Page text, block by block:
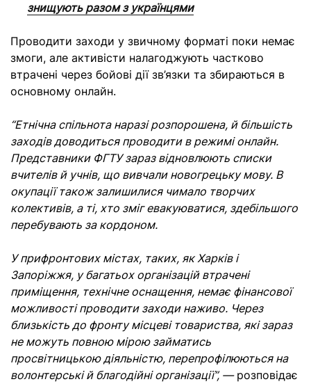
знищують разом з українцями
Проводити заходи у звичному форматі поки немає
змоги, але активісти налагоджують частково
втрачені через бойові дії зв’язки та збираються в
основному онлайн.
“Етнічна спільнота наразі розпорошена, й більшість
заходів доводиться проводити в режимі онлайн.
Представники ФГТУ зараз відновлюють списки
вчителів й учнів, що вивчали новогрецьку мову. В
окупації також залишилися чимало творчих
колективів, а ті, хто зміг евакуюватися, здебільшого
перебувають за кордоном.
У прифронтових містах, таких, як Харків і
Запоріжжя, у багатьох організацій втрачені
приміщення, технічне оснащення, немає фінансової
можливості проводити заходи наживо. Через
близькість до фронту місцеві товариства, які зараз
не можуть повною мірою займатись
просвітницькою діяльністю, перепрофілюються на
волонтерські й благодійні організації”, —розповідає